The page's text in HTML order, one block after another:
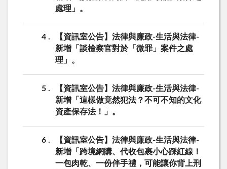
處理」。
4
【資訊室公告】法律與廉政-生活與法律-
新增「談檢察官對於「微罪」案件之處
理」。
5
【資訊室公告】法律與廉政-生活與法律-
新增「這樣做竟然犯法？不可不知的文化
資產保存法！」。
6
【資訊室公告】法律與廉政-生活與法律-
新增「跨境網購、代收包裹小心踩紅線！
一包肉乾、一份伴手禮，可能讓你背上刑